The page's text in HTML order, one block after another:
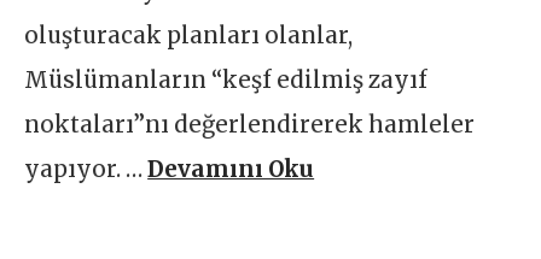
oluşturacak planları olanlar,
Müslümanların “keşf edilmiş zayıf
noktaları”nı değerlendirerek hamleler
yapıyor. …Devamını Oku